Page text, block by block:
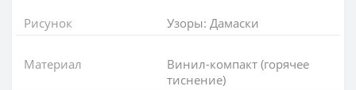
Рисунок Узоры: Дамаски
Материал
Винил-компакт (горячее
тиснение)